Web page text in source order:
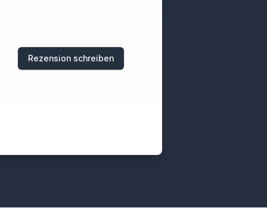
Rezension schreiben